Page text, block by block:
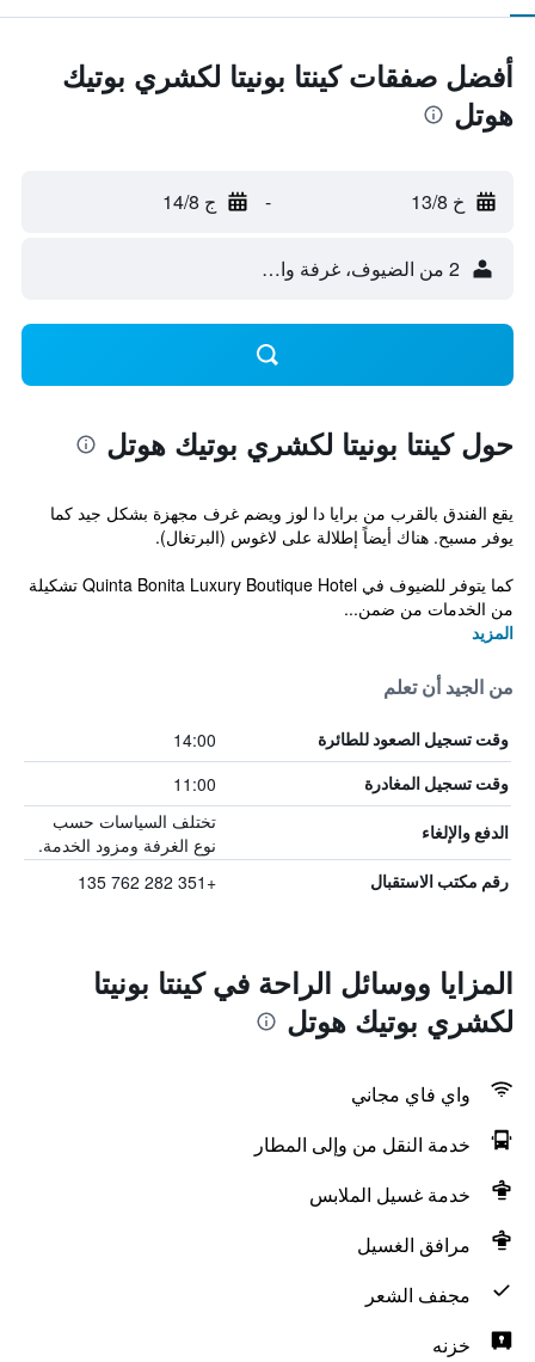
أفضل صفقات كينتا بونيتا لكشري بوتيك
هوتل
خ 13/8 - ج 14/8
2 من الضيوف، غرفة واحدة
حول كينتا بونيتا لكشري بوتيك هوتل
يقع الفندق بالقرب من برايا دا لوز ويضم غرف مجهزة بشكل جيد كما
يوفر مسبح. هناك أيضاً إطلالة على لاغوس (البرتغال).
كما يتوفر للضيوف في Quinta Bonita Luxury Boutique Hotel تشكيلة
من الخدمات من ضمن...
المزيد
من الجيد أن تعلم
وقت تسجيل الصعود للطائرة 14:00
وقت تسجيل المغادرة 11:00
الدفع والإلغاء
تختلف السياسات حسب
نوع الغرفة ومزود الخدمة.
رقم مكتب الاستقبال +351 282 762 135
المزايا ووسائل الراحة في كينتا بونيتا
لكشري بوتيك هوتل
واي فاي مجاني
خدمة النقل من وإلى المطار
خدمة غسيل الملابس
مرافق الغسيل
مجفف الشعر
خزنه